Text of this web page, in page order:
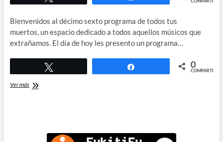
Bienvenidos al décimo sexto programa de todos tus
muertos, un espacio dedicado a todos aquellos músicos que
extrañamos. El día de hoy les presento un programa…
0
COMPARTIR
Ver másJoe